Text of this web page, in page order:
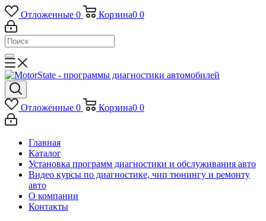
Отложенные 0 Корзина0 0
Отложенные 0 Корзина0 0
Главная
Каталог
Установка программ диагностики и обслуживания авто
Видео курсы по диагностике, чип тюнингу и ремонту
авто
О компании
Контакты